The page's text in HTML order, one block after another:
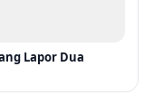
Lapor Dua